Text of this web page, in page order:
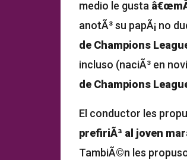
medio le gusta
anotÃ³ su papÃ¡ no
de Champions
incluso (naciÃ³ en
de Champions
El conductor les
prefiriÃ³ al joven
TambiÃ©n les